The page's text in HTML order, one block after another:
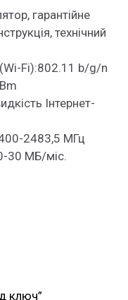
гарантійне
технічний
Fi):802.11 b/g/n
Інтернет-
2483,5 МГц
30 МБ/міс.
ключ”